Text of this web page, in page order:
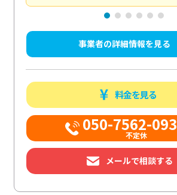
事業者の詳細情報を見る
料金を見る
050-7562-
不定休
メールで相談する